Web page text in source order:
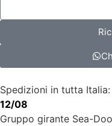
Spedizioni in tutta Italia:
12/08
Gruppo girante Sea-